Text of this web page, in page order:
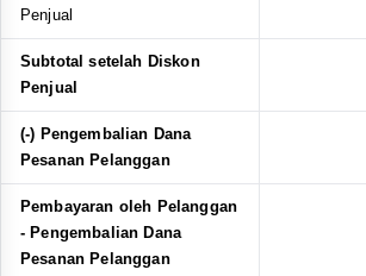
Penjual
Subtotal setelah Diskon
Penjual
(-) Pengembalian Dana
Pesanan Pelanggan
Pembayaran oleh Pelanggan
- Pengembalian Dana
Pesanan Pelanggan